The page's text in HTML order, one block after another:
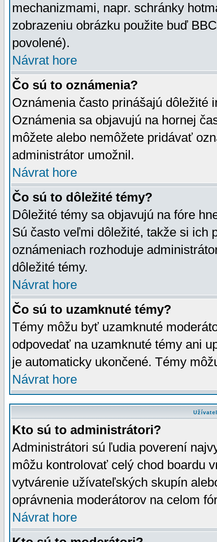
mechanizmami, napr. schránky
zobrazeniu obrázku použite buď
povolené).
Návrat hore
Čo sú to oznámenia?
Oznámenia často prinášajú dôležité
Oznámenia sa objavujú na hornej
môžete alebo nemôžete pridávať
administrátor umožnil.
Návrat hore
Čo sú to dôležité témy?
Dôležité témy sa objavujú na fóre
Sú často veľmi dôležité, takže si ich
oznámeniach rozhoduje
dôležité témy.
Návrat hore
Čo sú to uzamknuté témy?
Témy môžu byť uzamknuté
odpovedať na uzamknuté témy ani
je automaticky ukončené. Témy
Návrat hore
Kto sú to administrátori?
Administrátori sú ľudia poverení
môžu kontrolovať celý chod boardu
vytvárenie užívateľských skupín
oprávnenia moderátorov na celom
Návrat hore